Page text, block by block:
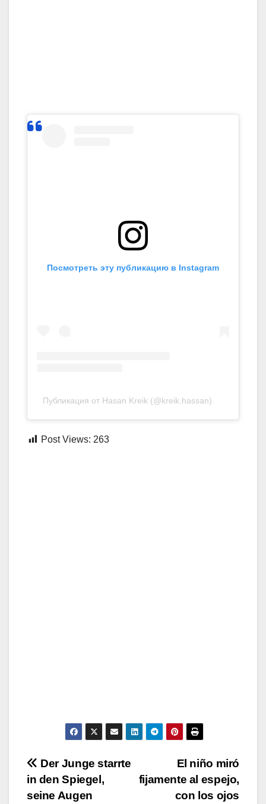
Посмотреть эту публикацию в Instagram
Публикация от Hasan Kreik (@kreik.hassan)
Post Views: 263
Post
navigation
El niño miró
fijamente al espejo,
con los ojos
Der Junge starrte
in den Spiegel,
seine Augen